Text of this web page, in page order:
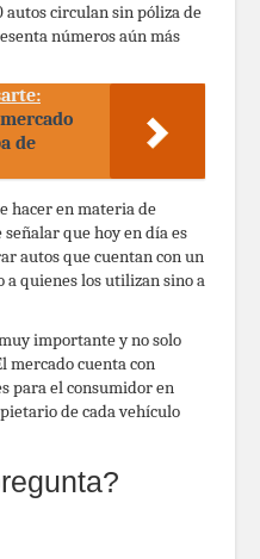
autos circulan sin póliza de
números aún más
de
hacer en materia de
que hoy en día es
autos que cuentan con un
a quienes los utilizan sino a
importante y no solo
mercado cuenta con
para el consumidor en
de cada vehículo